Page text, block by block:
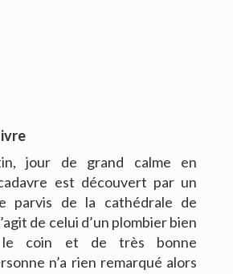
Bernard Viallet. Tous droits réservés.
jour de grand calme en
est découvert par un
parvis de la cathédrale de
de celui d’un plombier bien
le coin et de très bonne
n’a rien remarqué alors